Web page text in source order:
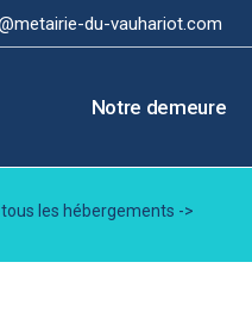
du-vauhariot.com
Notre demeure
les hébergements ->